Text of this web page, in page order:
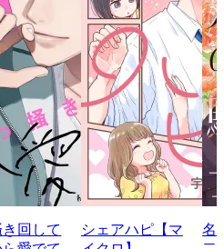
回して
シェアハピ【マ
名